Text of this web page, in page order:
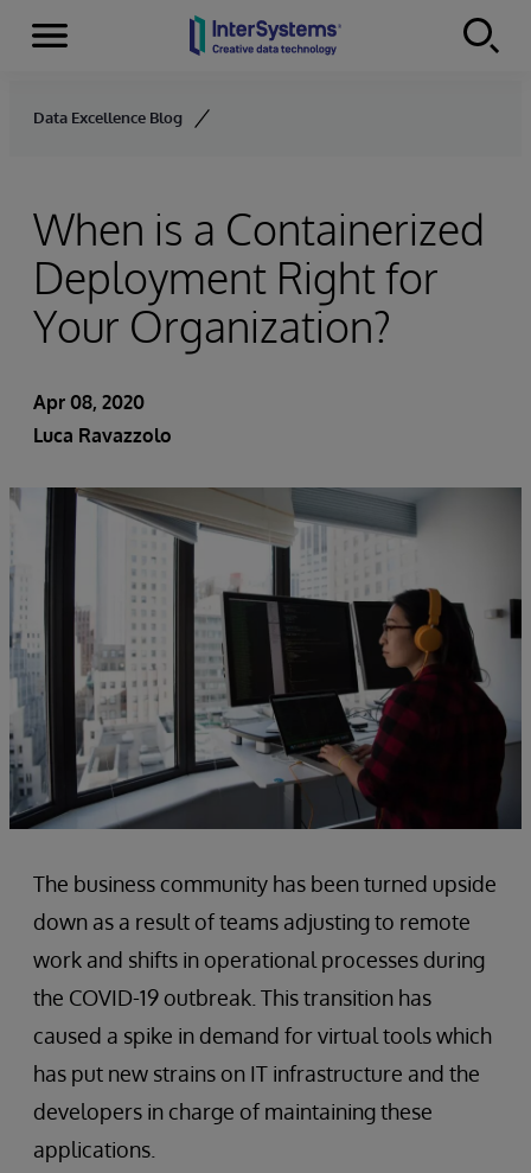
Skip to content
Menu
Data Excellence Blog
When is a Containerized
Deployment Right for
Your Organization?
Apr 08, 2020
Luca Ravazzolo
The business community has been turned upside
down as a result of teams adjusting to remote
work and shifts in operational processes during
the COVID-19 outbreak. This transition has
caused a spike in demand for virtual tools which
has put new strains on IT infrastructure and the
developers in charge of maintaining these
applications.